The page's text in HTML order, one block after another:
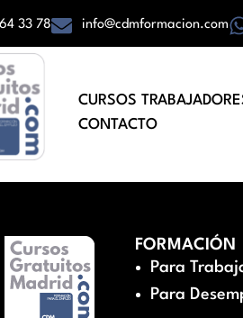
33 78 info@cdmformacion.com
CURSOS
CONTACTO
FORMACIÓN
Para
Para